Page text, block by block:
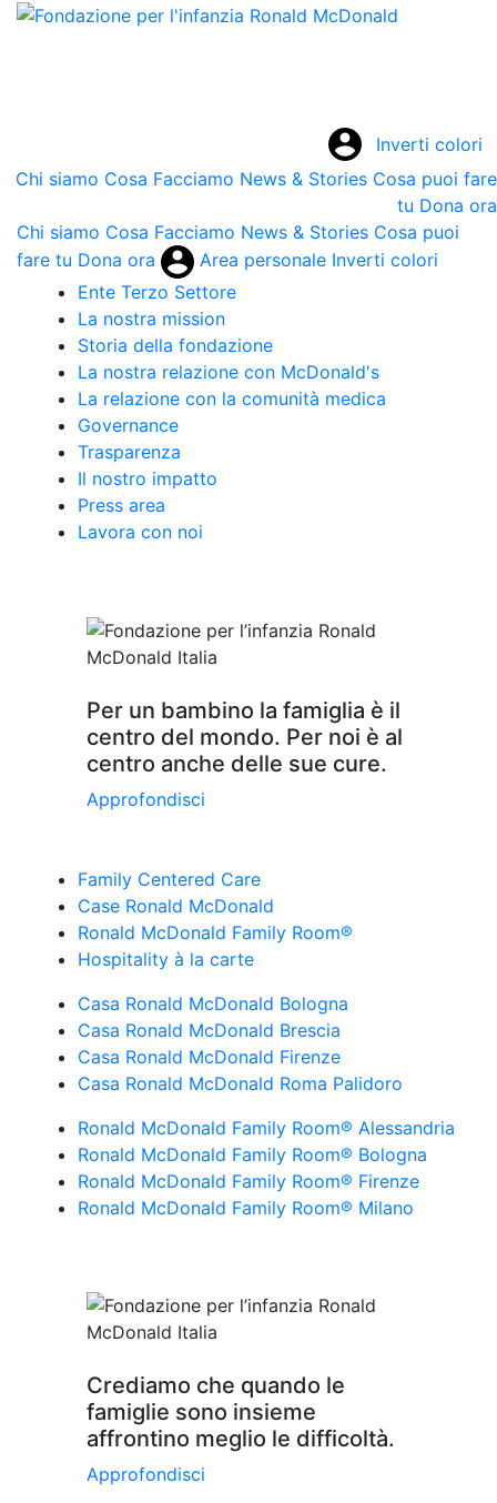
Inverti colori
Chi siamo Cosa Facciamo News & Stories Cosa puoi fare
tu Dona ora
Chi siamo Cosa Facciamo News & Stories Cosa puoi
fare tu Dona ora Area personale Inverti colori
Ente Terzo Settore
La nostra mission
Storia della fondazione
La nostra relazione con McDonald's
La relazione con la comunità medica
Governance
Trasparenza
Il nostro impatto
Press area
Lavora con noi
Per un bambino la famiglia è il
centro del mondo. Per noi è al
centro anche delle sue cure.
Approfondisci
Family Centered Care
Case Ronald McDonald
Ronald McDonald Family Room®
Hospitality à la carte
Casa Ronald McDonald Bologna
Casa Ronald McDonald Brescia
Casa Ronald McDonald Firenze
Casa Ronald McDonald Roma Palidoro
Ronald McDonald Family Room® Alessandria
Ronald McDonald Family Room® Bologna
Ronald McDonald Family Room® Firenze
Ronald McDonald Family Room® Milano
Crediamo che quando le
famiglie sono insieme
affrontino meglio le difficoltà.
Approfondisci